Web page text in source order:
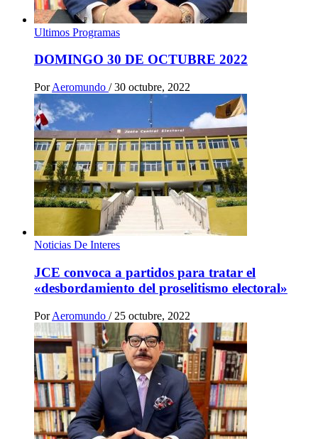
Ultimos Programas
DOMINGO 30 DE OCTUBRE 2022
Por Aeromundo / 30 octubre, 2022
Noticias De Interes
JCE convoca a partidos para tratar el
«desbordamiento del proselitismo electoral»
Por Aeromundo / 25 octubre, 2022